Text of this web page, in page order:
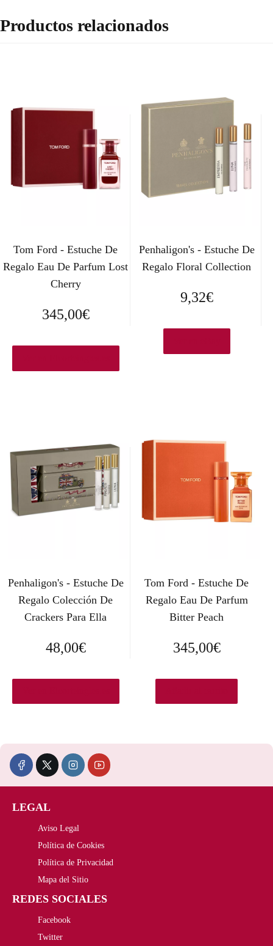
Productos relacionados
Tom Ford - Estuche De
Regalo Eau De Parfum Lost
Cherry
345,00€
Penhaligon's - Estuche De
Regalo Floral Collection
9,32€
Penhaligon's - Estuche De
Regalo Colección De
Crackers Para Ella
48,00€
Tom Ford - Estuche De
Regalo Eau De Parfum
Bitter Peach
345,00€
LEGAL
Aviso Legal
Política de Cookies
Política de Privacidad
Mapa del Sitio
REDES SOCIALES
Facebook
Twitter